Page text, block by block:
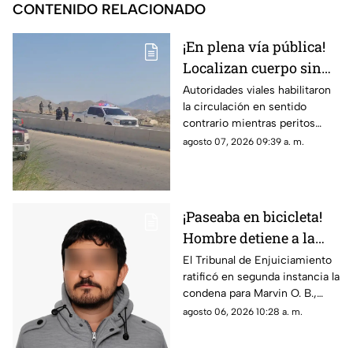
CONTENIDO RELACIONADO
¡En plena vía pública!
Localizan cuerpo sin
vida en Camino Real;
desvían tráfico
Autoridades viales habilitaron
la circulación en sentido
contrario mientras peritos
procesan la escena; solicitan
agosto 07, 2026 09:39 a. m.
¡Paseaba en bicicleta!
Hombre detiene a la
fuerza a menor de 12
años y lo viola en
Chihuahua; así logró
escapar
El Tribunal de Enjuiciamiento
ratificó en segunda instancia la
condena para Marvin O. B.,
quien agredió a un niño de 12
agosto 06, 2026 10:28 a. m.